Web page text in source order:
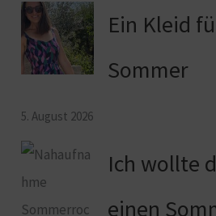
Ein Kleid
Sommer
5. August 2026
Ich wollte
einen